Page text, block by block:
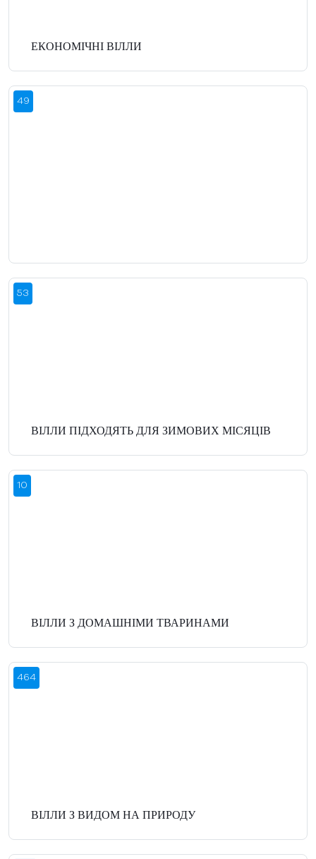
ЕКОНОМІЧНІ ВІЛЛИ
49
53
ВІЛЛИ ПІДХОДЯТЬ ДЛЯ ЗИМОВИХ МІСЯЦІВ
10
ВІЛЛИ З ДОМАШНІМИ ТВАРИНАМИ
464
ВІЛЛИ З ВИДОМ НА ПРИРОДУ